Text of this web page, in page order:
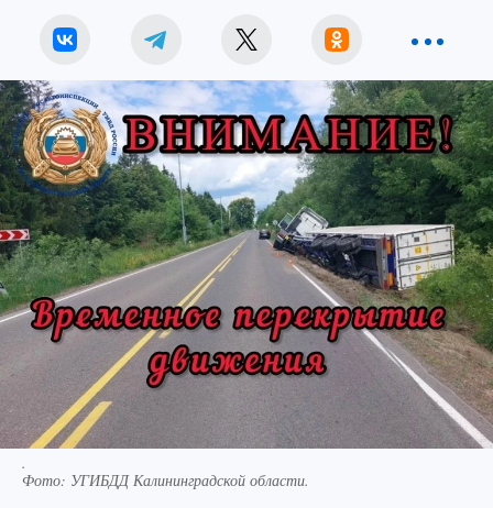
.
Фото: УГИБДД Калининградской области.